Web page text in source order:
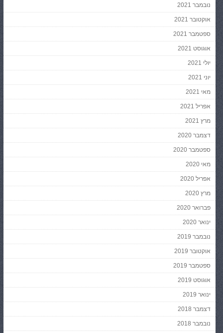
נובמבר 2021
אוקטובר 2021
ספטמבר 2021
אוגוסט 2021
יולי 2021
יוני 2021
מאי 2021
אפריל 2021
מרץ 2021
דצמבר 2020
ספטמבר 2020
מאי 2020
אפריל 2020
מרץ 2020
פברואר 2020
ינואר 2020
נובמבר 2019
אוקטובר 2019
ספטמבר 2019
אוגוסט 2019
ינואר 2019
דצמבר 2018
נובמבר 2018